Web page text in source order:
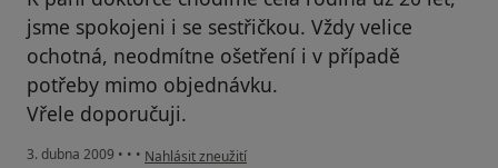
jsme spokojeni i se sestřičkou. Vždy velice
ochotná, neodmítne ošetření i v případě
potřeby mimo objednávku.
Vřele doporučuji.
3. dubna 2009 • • • podle názoru uživatele Pořická
Nahlásit zneužití